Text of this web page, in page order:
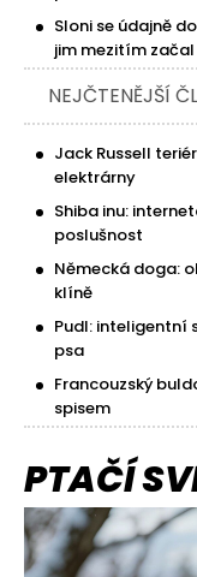
Sloni se údajně
jim mezitím
NEJČTENĚJŠÍ
Jack Russell
elektrárny
Shiba inu:
poslušnost
Německá doga:
klíně
Pudl: inteligentní
psa
Francouzský
spisem
PTAČÍ